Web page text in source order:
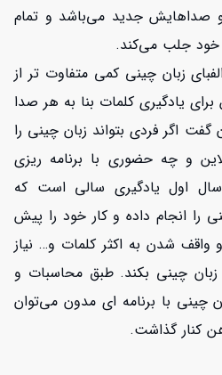
صداهایش جدید می‌باشد و تمام
خود جلب می‌کند.
زبان چینی کمی متفاوت تر از
یادگیری کلمات بنا به هر صدا
اگر فردی بتواند زبان چینی را
و چه حضوری با برنامه ریزی
اول یادگیری سالی است که
را انجام داده و کار خود را پیش
واقف شدن به اکثر کلمات و… نیاز
چینی بکند. طبق محاسبات و
چینی با برنامه ای مدون می‌توان
کنار گذاشت.